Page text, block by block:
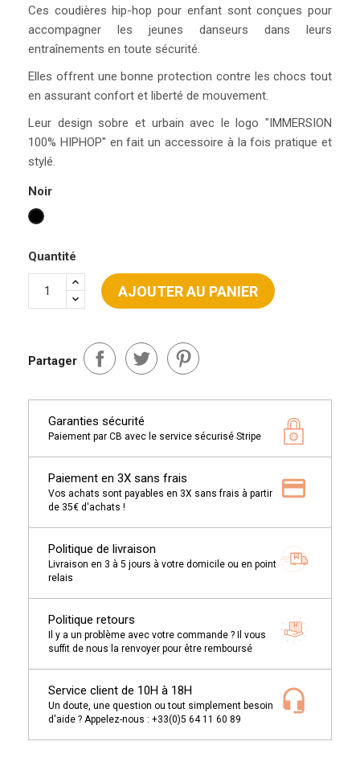
Ces coudières hip-hop pour enfant sont conçues pour
accompagner les jeunes danseurs dans leurs
entraînements en toute sécurité.
Elles offrent une bonne protection contre les chocs tout
en assurant confort et liberté de mouvement.
Leur design sobre et urbain avec le logo "IMMERSION
100% HIPHOP" en fait un accessoire à la fois pratique et
stylé.
Noir
Noir
Quantité
AJOUTER AU PANIER
Partager
Garanties sécurité
Paiement par CB avec le service sécurisé Stripe
Paiement en 3X sans frais
Vos achats sont payables en 3X sans frais à partir
de 35€ d'achats !
Politique de livraison
Livraison en 3 à 5 jours à votre domicile ou en point
relais
Politique retours
Il y a un problème avec votre commande ? Il vous
suffit de nous la renvoyer pour être remboursé
Service client de 10H à 18H
Un doute, une question ou tout simplement besoin
d'aide ? Appelez-nous : +33(0)5 64 11 60 89